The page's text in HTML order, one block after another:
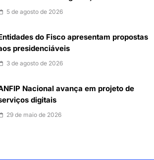
5 de agosto de 2026
do Fisco apresentam propostas
presidenciáveis
3 de agosto de 2026
Nacional avança em projeto de
digitais
29 de maio de 2026